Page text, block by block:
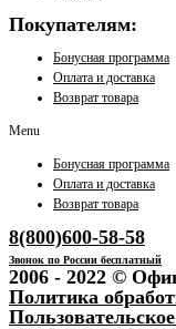
Покупателям:
Бонусная программа
Оплата и доставка
Возврат товара
Menu
Бонусная программа
Оплата и доставка
Возврат товара
8(800)600-58-58
Звонок по России бесплатный
2006 - 2022 ©
Политика